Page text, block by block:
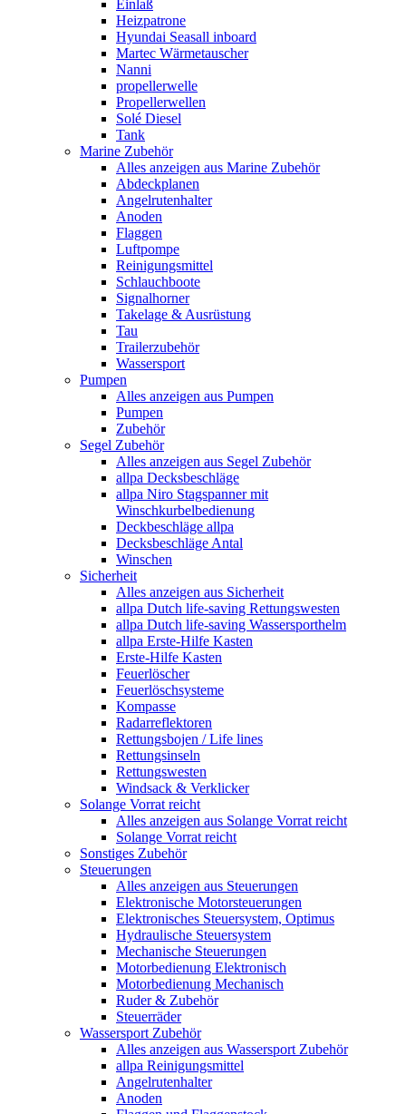
Einlaß
Heizpatrone
Hyundai Seasall inboard
Martec Wärmetauscher
Nanni
propellerwelle
Propellerwellen
Solé Diesel
Tank
Marine Zubehör
Alles anzeigen aus Marine Zubehör
Abdeckplanen
Angelrutenhalter
Anoden
Flaggen
Luftpompe
Reinigungsmittel
Schlauchboote
Signalhorner
Takelage & Ausrüstung
Tau
Trailerzubehör
Wassersport
Pumpen
Alles anzeigen aus Pumpen
Pumpen
Zubehör
Segel Zubehör
Alles anzeigen aus Segel Zubehör
allpa Decksbeschläge
allpa Niro Stagspanner mit
Winschkurbelbedienung
Deckbeschläge allpa
Decksbeschläge Antal
Winschen
Sicherheit
Alles anzeigen aus Sicherheit
allpa Dutch life-saving Rettungswesten
allpa Dutch life-saving Wassersporthelm
allpa Erste-Hilfe Kasten
Erste-Hilfe Kasten
Feuerlöscher
Feuerlöschsysteme
Kompasse
Radarreflektoren
Rettungsbojen / Life lines
Rettungsinseln
Rettungswesten
Windsack & Verklicker
Solange Vorrat reicht
Alles anzeigen aus Solange Vorrat reicht
Solange Vorrat reicht
Sonstiges Zubehör
Steuerungen
Alles anzeigen aus Steuerungen
Elektronische Motorsteuerungen
Elektronisches Steuersystem, Optimus
Hydraulische Steuersystem
Mechanische Steuerungen
Motorbedienung Elektronisch
Motorbedienung Mechanisch
Ruder & Zubehör
Steuerräder
Wassersport Zubehör
Alles anzeigen aus Wassersport Zubehör
allpa Reinigungsmittel
Angelrutenhalter
Anoden